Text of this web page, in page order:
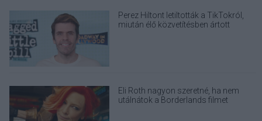
Perez Hiltont letiltották a TikTokról,
miután élő közvetítésben ártott
Eli Roth nagyon szeretné, ha nem
utálnátok a Borderlands filmet